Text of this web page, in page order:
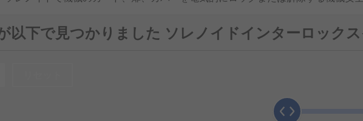
除の有無などです。日本では、工作機械、ロボットセル、包装機械、搬送設備な
選定することが重要です。
イッチの仕組み
固定側に取り付ける本体と、可動ガードや扉側に取り付けるアクチュエータを組
、内部機構が扉の閉状態を検出します。そのうえで、ソレノイドがロックピン
以下で見つかりました ソレノイドインターロック